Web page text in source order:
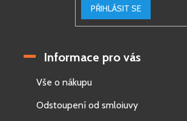
PŘIHLÁSIT SE
Informace pro vás
Vše o nákupu
Odstoupení od smloiuvy